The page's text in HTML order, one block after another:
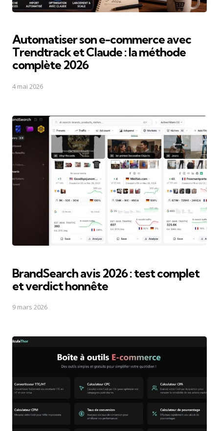
Automatiser son e-commerce avec
Trendtrack et Claude : la méthode
complète 2026
4 mai 2026
BrandSearch avis 2026 : test complet
et verdict honnête
9 mars 2026